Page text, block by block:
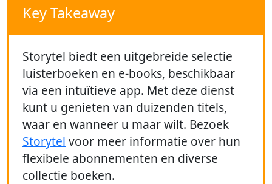
Key Takeaway
Storytel biedt een uitgebreide selectie
luisterboeken en e-books, beschikbaar
via een intuïtieve app. Met deze dienst
kunt u genieten van duizenden titels,
waar en wanneer u maar wilt. Bezoek
Storytel voor meer informatie over hun
flexibele abonnementen en diverse
collectie boeken.